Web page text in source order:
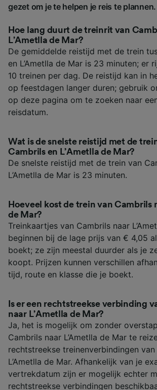
gezet om je te helpen je reis te plannen.
Hoe lang duurt de treinrit van
L’Ametlla de Mar?
De gemiddelde reistijd met de trein
en L’Ametlla de Mar is 23 minuten; er
10 treinen per dag. De reistijd kan in
op feestdagen langer duren; gebruik
op deze pagina om te zoeken naar
reisdatum.
Wat is de snelste reistijd met de
Cambrils en L’Ametlla de Mar?
De snelste reistijd met de trein van
L’Ametlla de Mar is 23 minuten.
Hoeveel kost de trein van Cambrils
de Mar?
Treinkaartjes van Cambrils naar
beginnen bij de lage prijs van € 4,05
boekt; ze zijn meestal duurder als je
koopt. Prijzen kunnen verschillen
tijd, route en klasse die je boekt.
Is er een rechtstreekse verbinding
naar L’Ametlla de Mar?
Ja, het is mogelijk om zonder
Cambrils naar L’Ametlla de Mar te
rechtstreekse treinenverbindingen
L’Ametlla de Mar. Afhankelijk van je
vertrekdatum zijn er mogelijk echter
rechtstreekse verbindingen